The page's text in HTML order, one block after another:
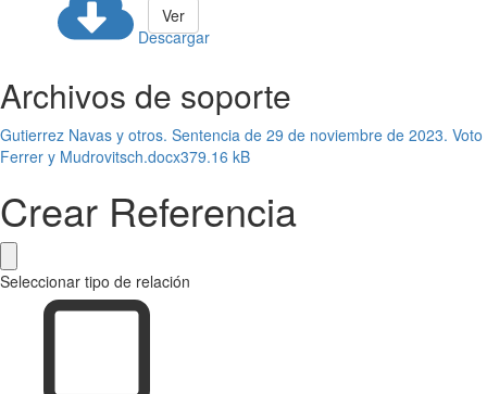
Descargar
Ver
Archivos de soporte
Gutierrez Navas y otros. Sentencia de 29 de noviembre de 2023. Voto
Ferrer y Mudrovitsch.docx379.16 kB
Crear Referencia
Seleccionar tipo de relación